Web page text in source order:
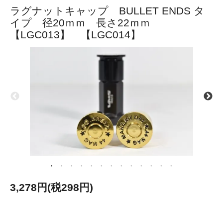
ラグナットキャップ BULLET ENDS タ
イプ 径20ｍｍ 長さ22ｍｍ
【LGC013】 【LGC014】
3,278円(税298円)